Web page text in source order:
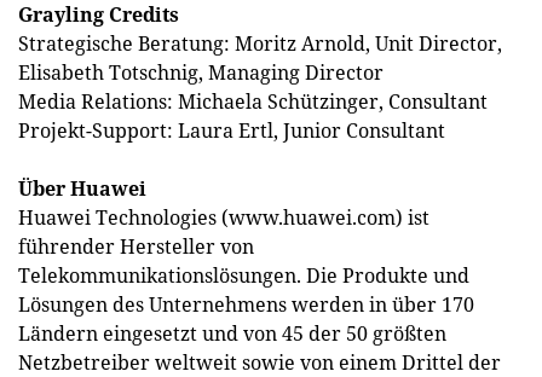
Grayling Credits
Strategische Beratung: Moritz Arnold, Unit Director,
Elisabeth Totschnig, Managing Director
Media Relations: Michaela Schützinger, Consultant
Projekt-Support: Laura Ertl, Junior Consultant
Über Huawei
Huawei Technologies (www.huawei.com) ist
führender Hersteller von
Telekommunikationslösungen. Die Produkte und
Lösungen des Unternehmens werden in über 170
Ländern eingesetzt und von 45 der 50 größten
Netzbetreiber weltweit sowie von einem Drittel der